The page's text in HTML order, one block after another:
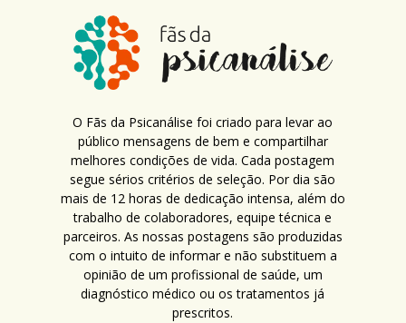
O Fãs da Psicanálise foi criado para levar ao
público mensagens de bem e compartilhar
melhores condições de vida. Cada postagem
segue sérios critérios de seleção. Por dia são
mais de 12 horas de dedicação intensa, além do
trabalho de colaboradores, equipe técnica e
parceiros. As nossas postagens são produzidas
com o intuito de informar e não substituem a
opinião de um profissional de saúde, um
diagnóstico médico ou os tratamentos já
prescritos.